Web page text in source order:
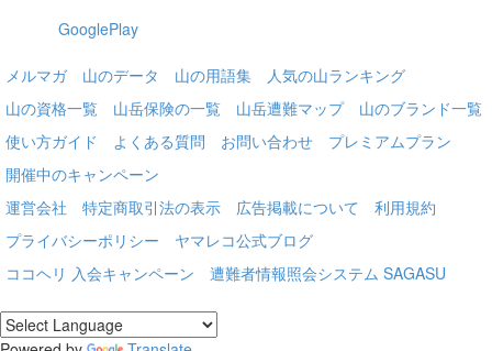
GooglePlay
メルマガ 山のデータ 山の用語集
人気の山ランキング
山の資格一覧
山岳保険の一覧 山岳遭難マップ
山のブランド一覧
使い方ガイド
よくある質問 お問い合わせ
プレミアムプラン
開催中のキャンペーン
運営会社
特定商取引法の表示 広告掲載について
利用規約
プライバシーポリシー
ヤマレコ公式ブログ
ココヘリ 入会キャンペーン
遭難者情報照会システム SAGASU